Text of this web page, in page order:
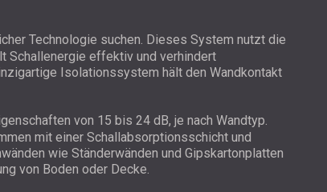
Technologie suchen. Dieses System nutzt die
Schallenergie effektiv und verhindert
Isolationssystem hält den Wandkontakt
von 15 bis 24 dB, je nach Wandtyp.
mit einer Schallabsorptionsschicht und
wie Ständerwänden und Gipskartonplatten
von Boden oder Decke.